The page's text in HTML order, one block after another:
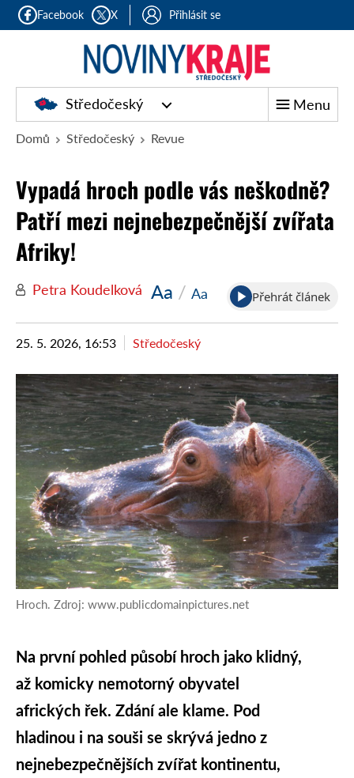
Facebook X Přihlásit se
Středočeský Menu
Domů Středočeský Revue
Vypadá hroch podle vás neškodně?
Patří mezi nejnebezpečnější zvířata
Afriky!
Petra Koudelková Aa / Aa Přehrát článek
25. 5. 2026, 16:53 Středočeský
Hroch. Zdroj: www.publicdomainpictures.net
Na první pohled působí hroch jako klidný,
až komicky nemotorný obyvatel
afrických řek. Zdání ale klame. Pod
hladinou i na souši se skrývá jedno z
nejnebezpečnějších zvířat kontinentu,